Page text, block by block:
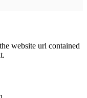
website url contained